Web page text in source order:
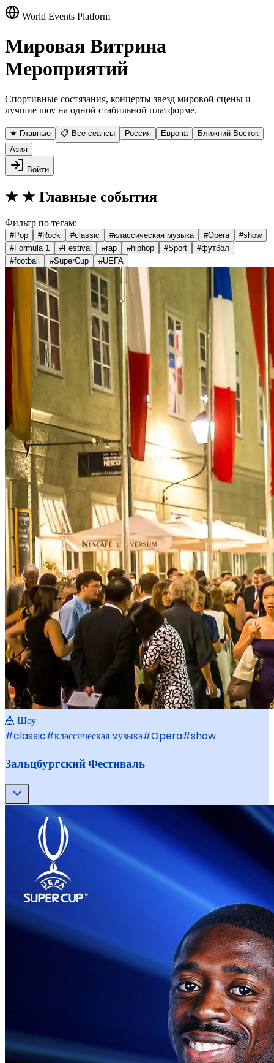
World Events Platform
Мировая Витрина
Мероприятий
Спортивные состязания, концерты звезд мировой сцены и
лучшие шоу на одной стабильной платформе.
★ Главные 📋 Все сеансы Россия Европа
Ближний Восток
Азия
Войти
★ ★ Главные события
Фильтр по тегам:
#Pop #Rock #classic #классическая музыка #Opera #show
#Formula 1 #Festival #rap #hiphop #Sport #футбол
#football #SuperCup #UEFA
🎪 Шоу
#classic#классическая музыка#Opera#show
Зальцбургский Фестиваль